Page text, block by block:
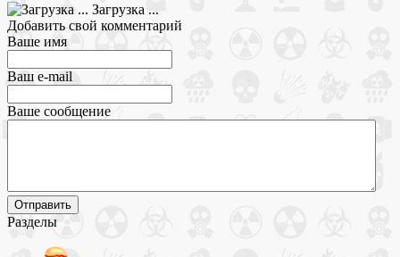
Загрузка ...
Добавить свой комментарий
Ваше имя
Ваш e-mail
Ваше сообщение
Разделы